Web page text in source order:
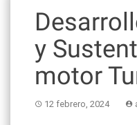
y
motor
12 febrero, 2024